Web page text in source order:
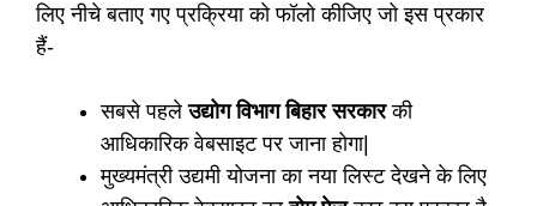
लिए नीचे बताए गए प्रक्रिया को फॉलो कीजिए जो इस प्रकार
हैं-
सबसे पहलेउद्योग विभाग बिहार सरकारकी
आधिकारिक वेबसाइट पर जाना होगा|
मुख्यमंत्री उद्यमी योजना का नया लिस्ट देखने के लिए